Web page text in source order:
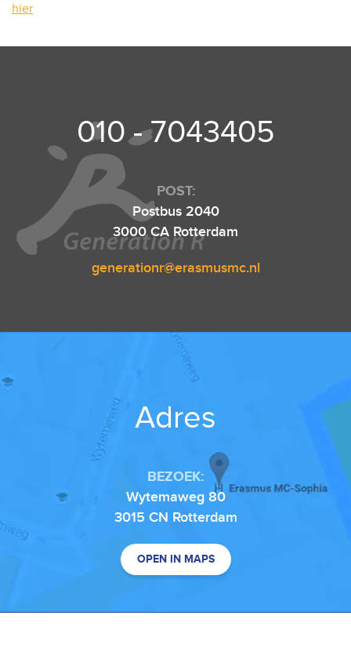
hier
010 - 7043405
POST:
Postbus 2040
3000 CA Rotterdam
generationr@erasmusmc.nl
Adres
BEZOEK:
Wytemaweg 80
3015 CN Rotterdam
OPEN IN MAPS